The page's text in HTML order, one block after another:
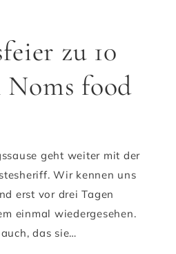
zu 10
Noms food
geht weiter mit der
Wir kennen uns
erst vor drei Tagen
einmal wiedergesehen.
das sie…